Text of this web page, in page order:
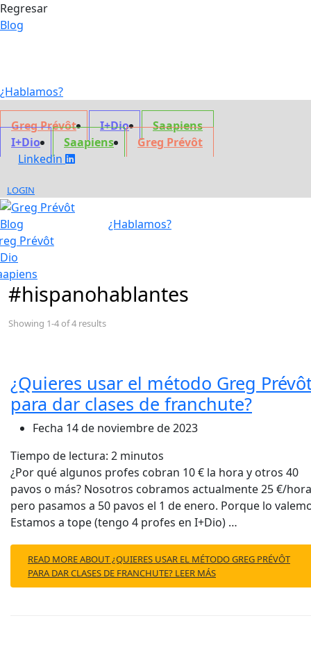
Regresar
Blog
¿Hablamos?
Greg Prévôt I+Dio
Saapiens
I+Dio
Saapiens
Greg Prévôt
Linkedin
LOGIN
Blog
Prévôt
¿Hablamos?
#hispanohablantes
Showing 1-4 of 4 results
¿Quieres usar el método Greg
para dar clases de franchute?
Fecha 14 de noviembre de 2023
Tiempo de lectura: 2 minutos
¿Por qué algunos profes cobran 10 € la hora y otros 40
pavos o más? Nosotros cobramos actualmente 25 €/
pero pasamos a 50 pavos el 1 de enero. Porque lo
Estamos a tope (tengo 4 profes en I+Dio) …
READ MORE ABOUT ¿QUIERES USAR EL MÉTODO GREG PRÉVÔT
PARA DAR CLASES DE FRANCHUTE? LEER MÁS